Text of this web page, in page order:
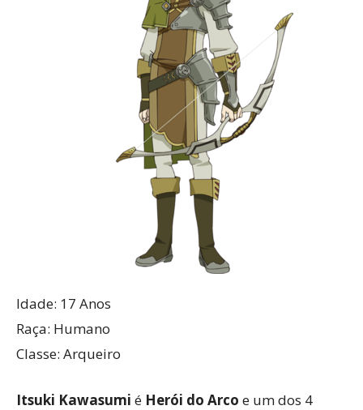
Idade: 17 Anos
Raça: Humano
Classe: Arqueiro
Itsuki Kawasumi é Herói do Arco e um dos 4